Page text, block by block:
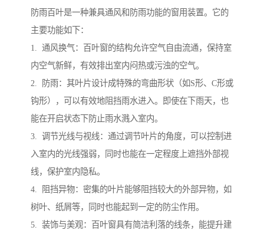
防雨百叶是一种兼具通风和防雨功能的窗用装置。它的
主要功能如下：
1. 通风换气：百叶窗的结构允许空气自由流通，保持室
内空气新鲜，有效排出室内闷热或污浊的空气。
2. 防雨：其叶片设计成特殊的弯曲形状（如S形、C形或
钩形），可以有效地阻挡雨水进入。即使在下雨天，也
能在开启状态下防止雨水溅入室内。
3. 调节光线与视线：通过调节叶片的角度，可以控制进
入室内的光线强弱，同时也能在一定程度上遮挡外部视
线，保护室内隐私。
4. 阻挡异物：密集的叶片能够阻挡较大的外部异物，如
树叶、纸屑等，同时也能起到一定的防尘作用。
5. 装饰与美观：百叶窗具有简洁利落的线条，能提升建